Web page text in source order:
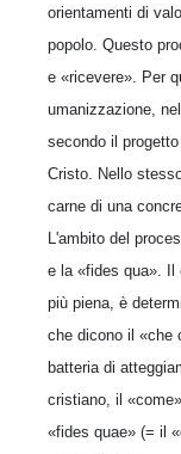
orientamenti di
popolo. Questo
e «ricevere». Per
umanizzazione,
secondo il
Cristo. Nello
carne di una
L'ambito del
e la «fides qua». Il
più piena, è
che dicono il «che
batteria di
cristiano, il
«fides quae» (= il